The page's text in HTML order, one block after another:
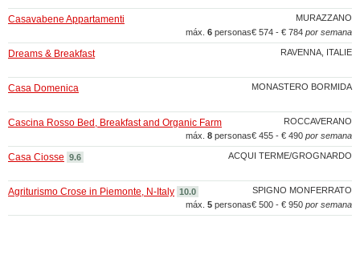
MURAZZANO
Casavabene Appartamenti
€ 574 - € 784 por semana
máx. 6 personas
RAVENNA, ITALIE
Dreams & Breakfast
MONASTERO BORMIDA
Casa Domenica
ROCCAVERANO
Cascina Rosso Bed, Breakfast and Organic Farm
€ 455 - € 490 por semana
máx. 8 personas
ACQUI TERME/GROGNARDO
Casa Ciosse 9.6
SPIGNO MONFERRATO
Agriturismo Crose in Piemonte, N-Italy 10.0
€ 500 - € 950 por semana
máx. 5 personas